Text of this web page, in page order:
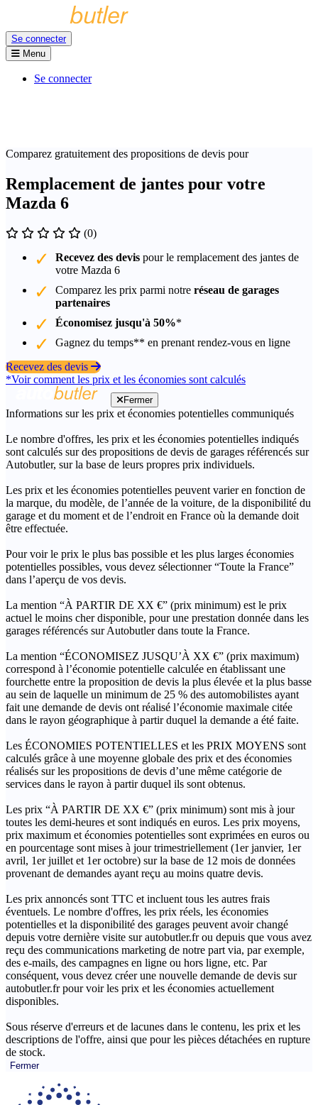
Se connecter
Menu
Se connecter
Comparez gratuitement des propositions de devis pour
Remplacement de jantes pour votre
Mazda 6
(0)
Recevez des devis pour le remplacement des jantes de
votre Mazda 6
Comparez les prix parmi notre réseau de garages
partenaires
Économisez jusqu'à 50%*
Gagnez du temps** en prenant rendez-vous en ligne
Recevez des devis
*Voir comment les prix et les économies sont calculés
Fermer
Informations sur les prix et économies potentielles communiqués
Le nombre d'offres, les prix et les économies potentielles indiqués
sont calculés sur des propositions de devis de garages référencés sur
Autobutler, sur la base de leurs propres prix individuels.
Les prix et les économies potentielles peuvent varier en fonction de
la marque, du modèle, de l’année de la voiture, de la disponibilité du
garage et du moment et de l’endroit en France où la demande doit
être effectuée.
Pour voir le prix le plus bas possible et les plus larges économies
potentielles possibles, vous devez sélectionner “Toute la France”
dans l’aperçu de vos devis.
La mention “À PARTIR DE XX €” (prix minimum) est le prix
actuel le moins cher disponible, pour une prestation donnée dans les
garages référencés sur Autobutler dans toute la France.
La mention “ÉCONOMISEZ JUSQU’À XX €” (prix maximum)
correspond à l’économie potentielle calculée en établissant une
fourchette entre la proposition de devis la plus élevée et la plus basse
au sein de laquelle un minimum de 25 % des automobilistes ayant
fait une demande de devis ont réalisé l’économie maximale citée
dans le rayon géographique à partir duquel la demande a été faite.
Les ÉCONOMIES POTENTIELLES et les PRIX MOYENS sont
calculés grâce à une moyenne globale des prix et des économies
réalisés sur les propositions de devis d’une même catégorie de
services dans le rayon à partir duquel ils sont obtenus.
Les prix “À PARTIR DE XX €” (prix minimum) sont mis à jour
toutes les demi-heures et sont indiqués en euros. Les prix moyens,
prix maximum et économies potentielles sont exprimées en euros ou
en pourcentage sont mises à jour trimestriellement (1er janvier, 1er
avril, 1er juillet et 1er octobre) sur la base de 12 mois de données
provenant de demandes ayant reçu au moins quatre devis.
Les prix annoncés sont TTC et incluent tous les autres frais
éventuels. Le nombre d'offres, les prix réels, les économies
potentielles et la disponibilité des garages peuvent avoir changé
depuis votre dernière visite sur autobutler.fr ou depuis que vous avez
reçu des communications marketing de notre part via, par exemple,
des e-mails, des campagnes en ligne ou hors ligne, etc. Par
conséquent, vous devez créer une nouvelle demande de devis sur
autobutler.fr pour voir les prix et les économies actuellement
disponibles.
Sous réserve d'erreurs et de lacunes dans le contenu, les prix et les
descriptions de l'offre, ainsi que pour les pièces détachées en rupture
de stock.
Fermer